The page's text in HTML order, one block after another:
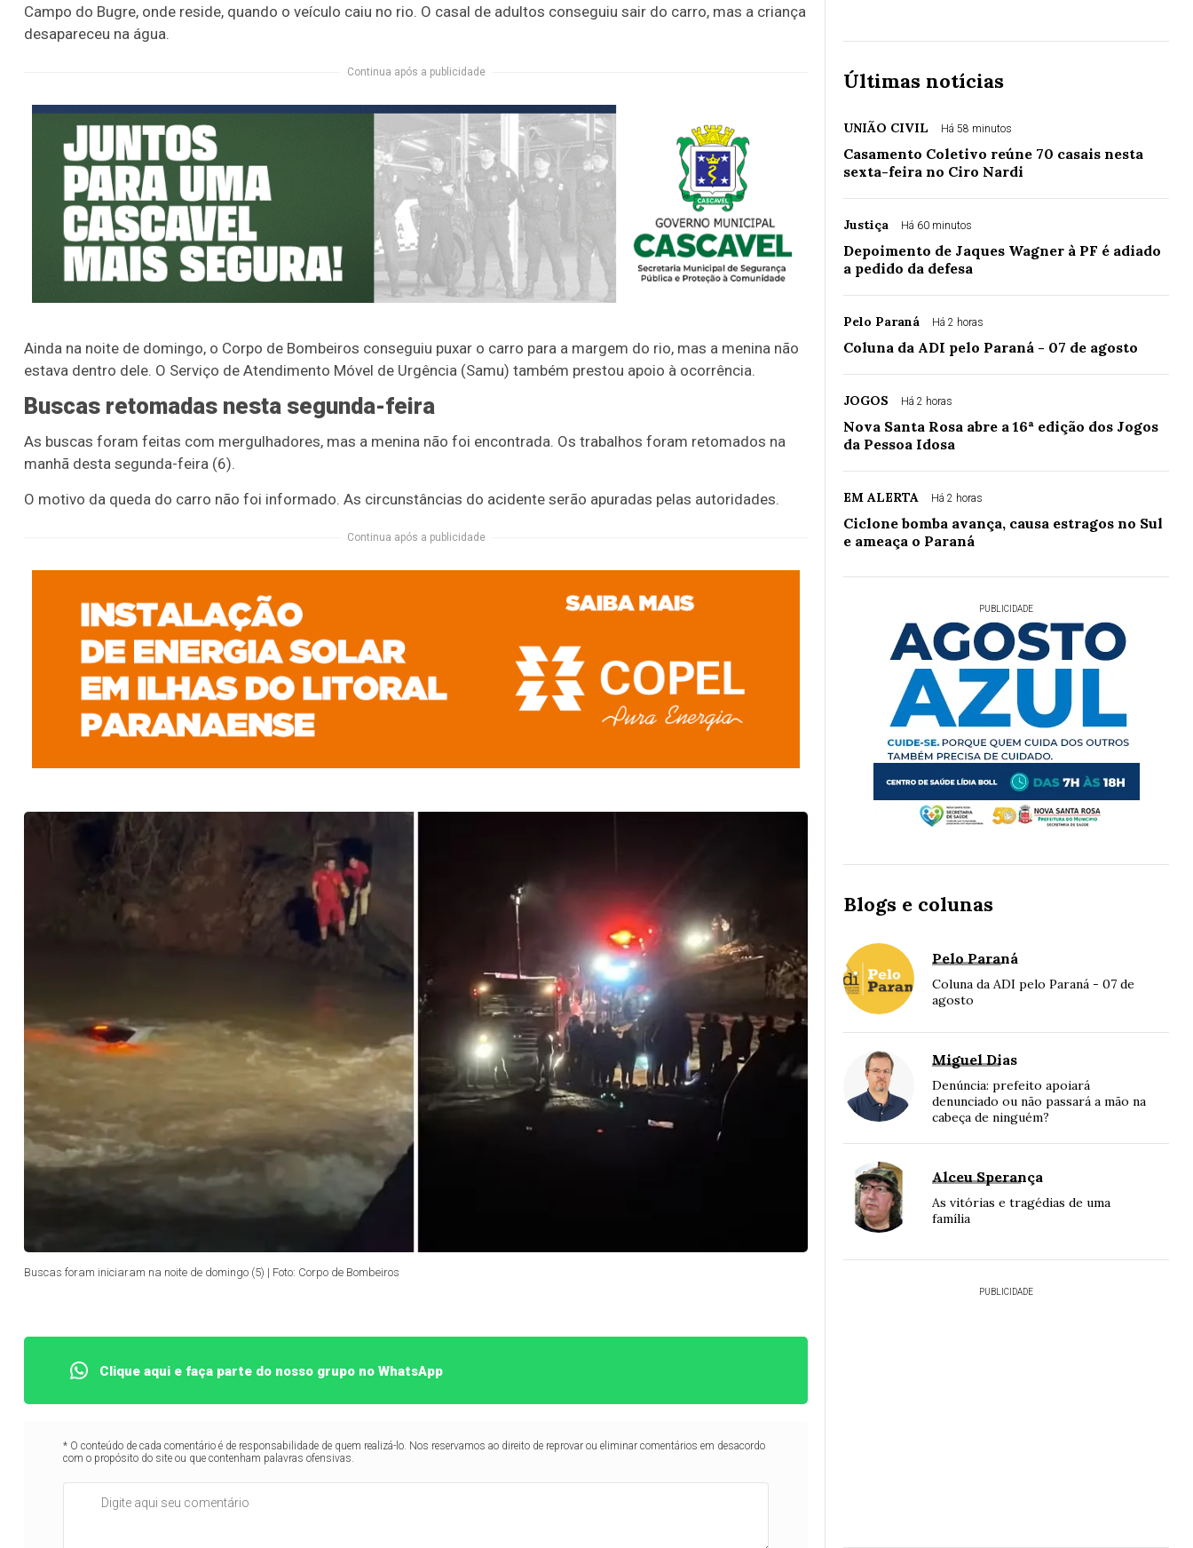
Campo do Bugre, onde reside, quando o veículo caiu no rio. O casal de adultos conseguiu sair do carro, mas a criança
desapareceu na água.
Continua após a publicidade
Ainda na noite de domingo, o Corpo de Bombeiros conseguiu puxar o carro para a margem do rio, mas a menina não
estava dentro dele. O Serviço de Atendimento Móvel de Urgência (Samu) também prestou apoio à ocorrência.
Buscas retomadas nesta segunda-feira
As buscas foram feitas com mergulhadores, mas a menina não foi encontrada. Os trabalhos foram retomados na
manhã desta segunda-feira (6).
O motivo da queda do carro não foi informado. As circunstâncias do acidente serão apuradas pelas autoridades.
Continua após a publicidade
Buscas foram iniciaram na noite de domingo (5) | Foto: Corpo de Bombeiros
Clique aqui e faça parte do nosso grupo no WhatsApp
* O conteúdo de cada comentário é de responsabilidade de quem realizá-lo. Nos reservamos ao direito de reprovar ou eliminar comentários em desacordo
com o propósito do site ou que contenham palavras ofensivas.
Últimas notícias
UNIÃO CIVIL Há 58 minutos
Casamento Coletivo reúne 70 casais nesta
sexta-feira no Ciro Nardi
Justiça Há 60 minutos
Depoimento de Jaques Wagner à PF é adiado
a pedido da defesa
Pelo Paraná Há 2 horas
Coluna da ADI pelo Paraná - 07 de agosto
JOGOS Há 2 horas
Nova Santa Rosa abre a 16ª edição dos Jogos
da Pessoa Idosa
EM ALERTA Há 2 horas
Ciclone bomba avança, causa estragos no Sul
e ameaça o Paraná
PUBLICIDADE
Blogs e colunas
Pelo Paraná
Coluna da ADI pelo Paraná - 07 de
agosto
Miguel Dias
Denúncia: prefeito apoiará
denunciado ou não passará a mão na
cabeça de ninguém?
Alceu Sperança
As vitórias e tragédias de uma
família
PUBLICIDADE